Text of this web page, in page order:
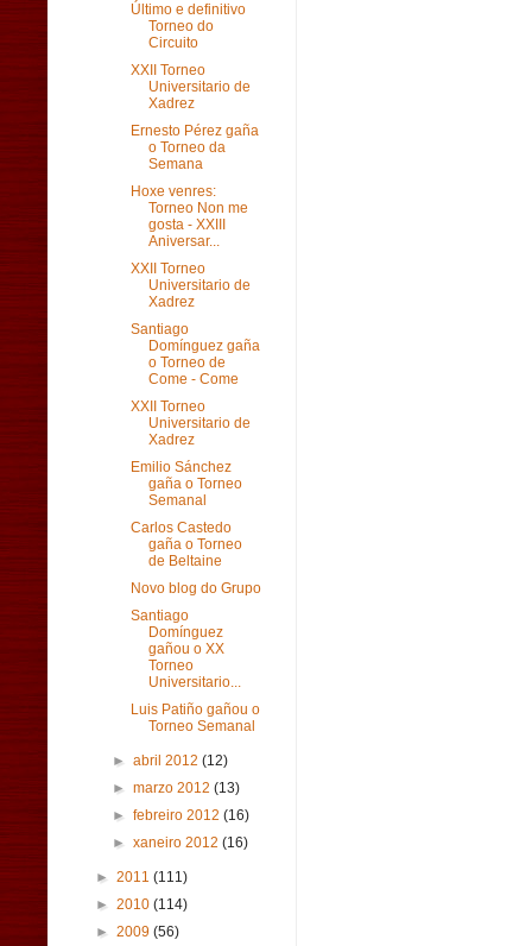
Último e definitivo
Torneo do
Circuito
XXII Torneo
Universitario de
Xadrez
Ernesto Pérez gaña
o Torneo da
Semana
Hoxe venres:
Torneo Non me
gosta - XXIII
Aniversar...
XXII Torneo
Universitario de
Xadrez
Santiago
Domínguez gaña
o Torneo de
Come - Come
XXII Torneo
Universitario de
Xadrez
Emilio Sánchez
gaña o Torneo
Semanal
Carlos Castedo
gaña o Torneo
de Beltaine
Novo blog do Grupo
Santiago
Domínguez
gañou o XX
Torneo
Universitario...
Luis Patiño gañou o
Torneo Semanal
►abril 2012(12)
►marzo 2012(13)
►febreiro 2012(16)
►xaneiro 2012(16)
► 2011 (111)
► 2010 (114)
► 2009 (56)